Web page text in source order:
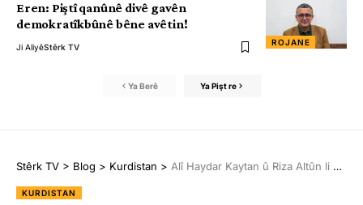
ROJANE
Eren: Piştî qanûnê divê gavên
demokratîkbûnê bêne avêtin!
Ji AliyêStêrk TV
Ya Berê Ya Pişt re
Stêrk TV > Blog > Kurdistan > Alî Haydar Kaytan û Riza Altûn li Wanê hatin bîranîn
KURDISTAN